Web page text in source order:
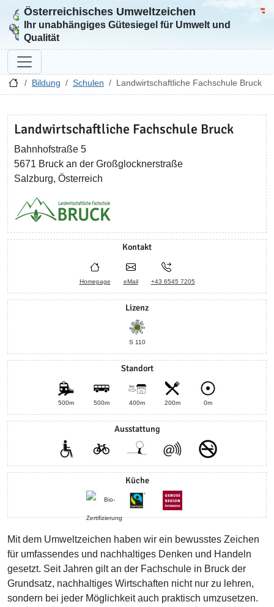
Zur Startseite
Österreichisches Umweltzeichen
Ihr unabhängiges Gütesiegel für Umwelt und
Qualität
Bildung Schulen Landwirtschaftliche Fachschule Bruck
Landwirtschaftliche Fachschule Bruck
Bahnhofstraße 5
5671 Bruck an der Großglocknerstraße
Salzburg, Österreich
Kontakt
Homepage eMail +43 6545 7205
Lizenz
S 110
Standort
500m 500m 400m 200m 0m
Ausstattung
Küche
Mit dem Umweltzeichen haben wir ein bewusstes Zeichen
für umfassendes und nachhaltiges Denken und Handeln
gesetzt. Seit Jahren gilt an der Fachschule in Bruck der
Grundsatz, nachhaltiges Wirtschaften nicht nur zu lehren,
sondern bei jeder Möglichkeit auch praktisch umzusetzen.